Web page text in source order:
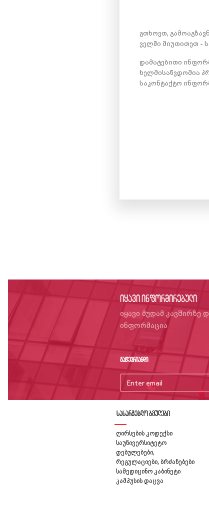
გთხოვთ,
ველში მიუთითეთ -
დამატებითი
ხელმისაწვდომია
საკონტაქტო
იყავი ინფორმირებული
იყავი მუდამ კავშირზე
ინფორმაცია
გაწევრიანდი
სასარგებლო ბმულები
ღირსების კოდექსი
საუნივერსიტეტო
დებულებები,
რეგულაციები, ბრძანებები
სამედიცინო კაბინეტი
კამპუსის დაცვა